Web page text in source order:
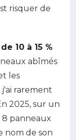
risquer de
10 à 15 %
abîmés
les
rarement
2025, sur un
panneaux
nom de son